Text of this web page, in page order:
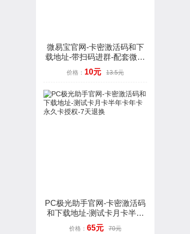
微易宝官网-卡密激活码和下
载地址-带扫码进群-配套微信
3.9.10-年卡授权-7天退换
价格： 10元 13.5元
PC极光助手官网-卡密激活码
和下载地址-测试卡月卡半年
卡年卡永久卡授权-7天退换
价格： 65元 70元